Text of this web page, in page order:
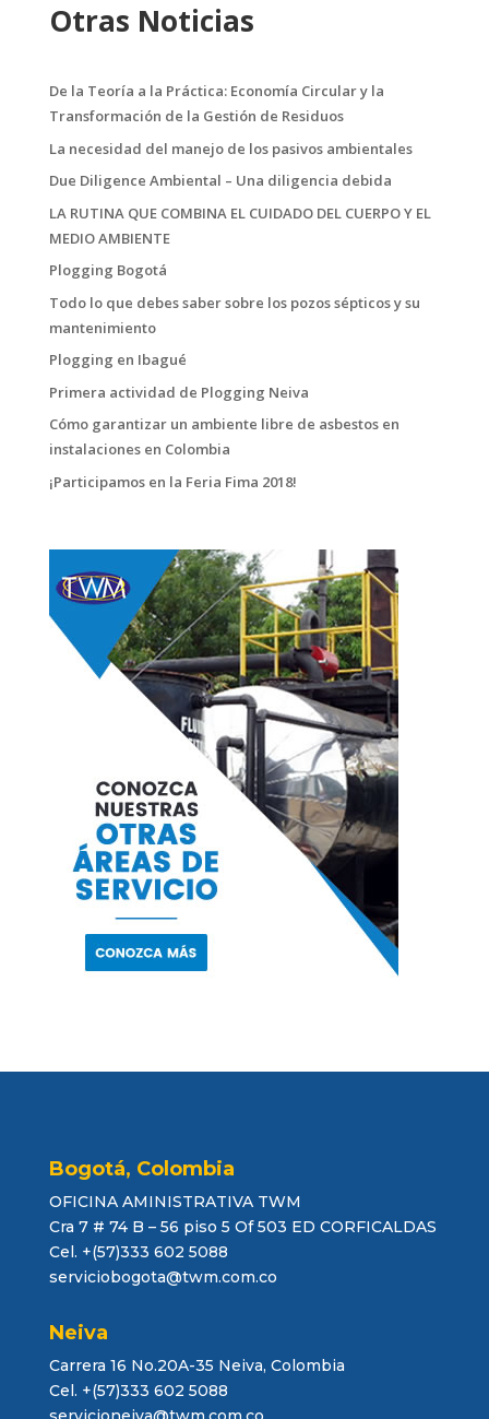
Otras Noticias
De la Teoría a la Práctica: Economía Circular y la
Transformación de la Gestión de Residuos
La necesidad del manejo de los pasivos ambientales
Due Diligence Ambiental – Una diligencia debida
LA RUTINA QUE COMBINA EL CUIDADO DEL CUERPO Y EL
MEDIO AMBIENTE
Plogging Bogotá
Todo lo que debes saber sobre los pozos sépticos y su
mantenimiento
Plogging en Ibagué
Primera actividad de Plogging Neiva
Cómo garantizar un ambiente libre de asbestos en
instalaciones en Colombia
¡Participamos en la Feria Fima 2018!
Bogotá, Colombia
OFICINA AMINISTRATIVA TWM
Cra 7 # 74 B – 56 piso 5 Of 503 ED CORFICALDAS
Cel. +(57)333 602 5088
serviciobogota@twm.com.co
Neiva
Carrera 16 No.20A-35 Neiva, Colombia
Cel. +(57)333 602 5088